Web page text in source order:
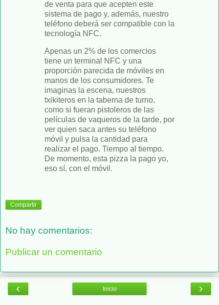
de venta para que acepten este
sistema de pago y, además, nuestro
teléfono deberá ser compatible con la
tecnología NFC.
Apenas un 2% de los comercios
tiene un terminal NFC y una
proporción parecida de móviles en
manos de los consumidores. Te
imaginas la escena, nuestros
txikiteros en la taberna de turno,
como si fueran pistoleros de las
películas de vaqueros de la tarde, por
ver quien saca antes su teléfono
móvil y pulsa la cantidad para
realizar el pago. Tiempo al tiempo.
De momento, esta pizza la pago yo,
eso sí, con el móvil.
Compartir
No hay comentarios:
Publicar un comentario
‹ ›
Inicio